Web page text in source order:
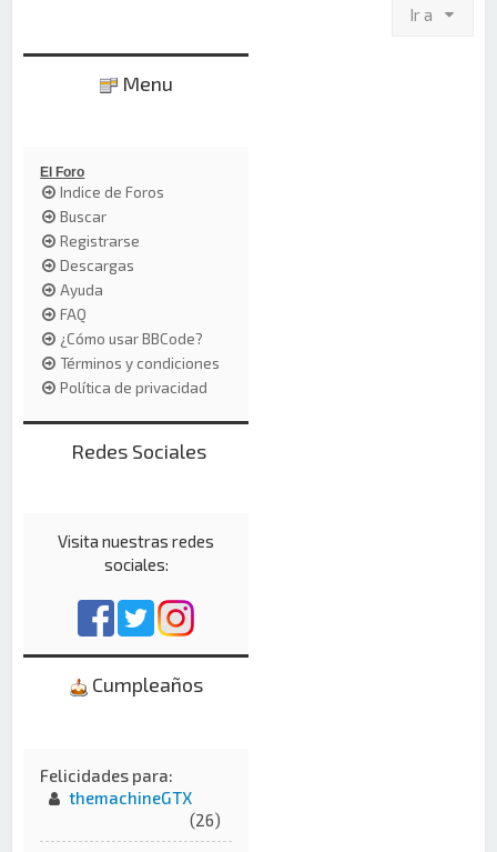
Ir a
Menu
El Foro
Indice de Foros
Buscar
Registrarse
Descargas
Ayuda
FAQ
¿Cómo usar BBCode?
Términos y condiciones
Política de privacidad
Redes Sociales
Visita nuestras redes
sociales:
Cumpleaños
Felicidades para:
themachineGTX
(26)